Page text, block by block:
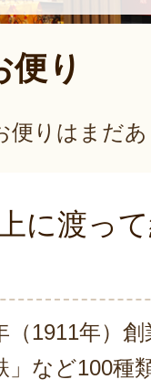
便り
便りはまだ
に渡っ
1911年）
」など100種